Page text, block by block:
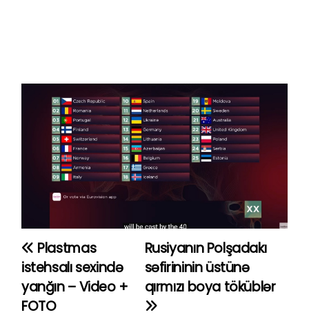
Y
a
z
Rusiyanın Polşadakı
səfirininin üstünə
qırmızı boya töküblər
Plastmas
istehsalı sexində
yanğın – Video +
FOTO